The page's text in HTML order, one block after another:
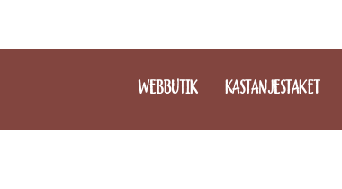
WEBBUTIK KASTANJESTAKET